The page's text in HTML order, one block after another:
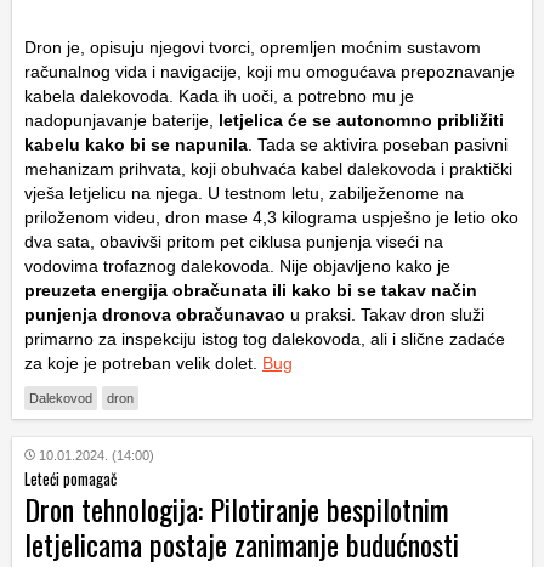
Dron je, opisuju njegovi tvorci, opremljen moćnim sustavom
računalnog vida i navigacije, koji mu omogućava prepoznavanje
kabela dalekovoda. Kada ih uoči, a potrebno mu je
nadopunjavanje baterije, letjelica će se autonomno približiti
kabelu kako bi se napunila . Tada se aktivira poseban pasivni
mehanizam prihvata, koji obuhvaća kabel dalekovoda i praktički
vješa letjelicu na njega. U testnom letu, zabilježenome na
priloženom videu, dron mase 4,3 kilograma uspješno je letio oko
dva sata, obavivši pritom pet ciklusa punjenja viseći na
vodovima trofaznog dalekovoda. Nije objavljeno kako je
preuzeta energija obračunata ili kako bi se takav način
punjenja dronova obračunavao u praksi. Takav dron služi
primarno za inspekciju istog tog dalekovoda, ali i slične zadaće
za koje je potreban velik dolet. Bug
Dalekovod dron
10.01.2024. (14:00)
Leteći pomagač
Dron tehnologija: Pilotiranje bespilotnim
letjelicama postaje zanimanje budućnosti